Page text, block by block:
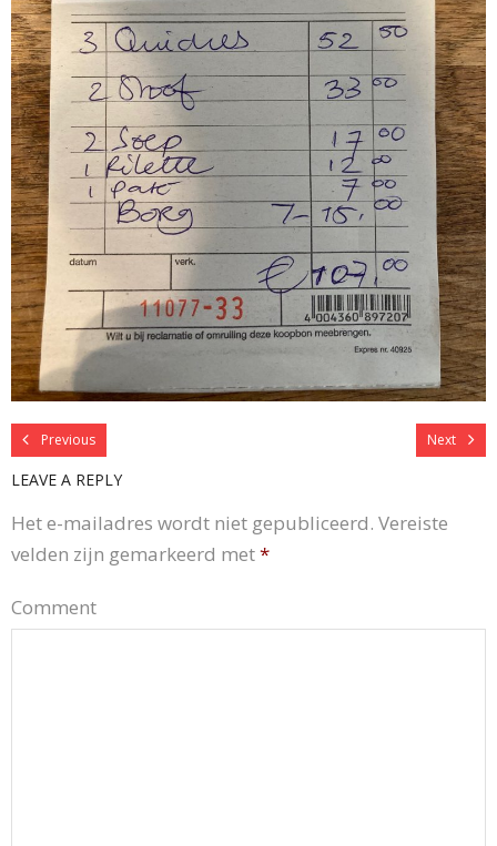
Previous Next
LEAVE A REPLY
Het e-mailadres wordt niet gepubliceerd. Vereiste
velden zijn gemarkeerd met*
Comment